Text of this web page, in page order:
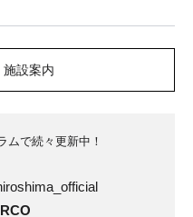
施設案内
ムで続々更新中！